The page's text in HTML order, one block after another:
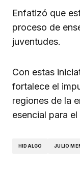
Enfatizó que
proceso de
juventudes.
Con estas
fortalece el
regiones de la
esencial para
HIDALGO JULIO